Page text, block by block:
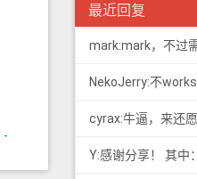
-
最近回复
NekoJerry:不works